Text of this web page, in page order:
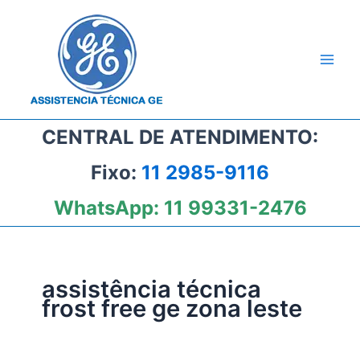
CENTRAL DE ATENDIMENTO:
Fixo: 11 2985-9116
WhatsApp: 11 99331-2476
assistência técnica
frost free ge zona leste